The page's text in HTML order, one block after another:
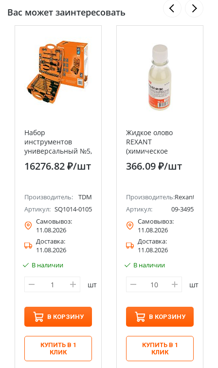
Вас может заинтересовать
Набор
инструментов
универсальный №5,
48 позиций, CR-V
сталь "Алмаз" TDM
16276.82 ₽/шт
Производитель:
TDM
Артикул: SQ1014-0105
Самовывоз:
11.08.2026
Доставка:
11.08.2026
В наличии
шт
В КОРЗИНУ
КУПИТЬ В 1
КЛИК
Жидкое олово
REXANT
(химическое
лужение плат), 100
мл ,флакон
366.09 ₽/шт
Производитель:Rexant
Артикул:
09-3495
Самовывоз:
11.08.2026
Доставка:
11.08.2026
В наличии
шт
В КОРЗИНУ
КУПИТЬ В 1
КЛИК